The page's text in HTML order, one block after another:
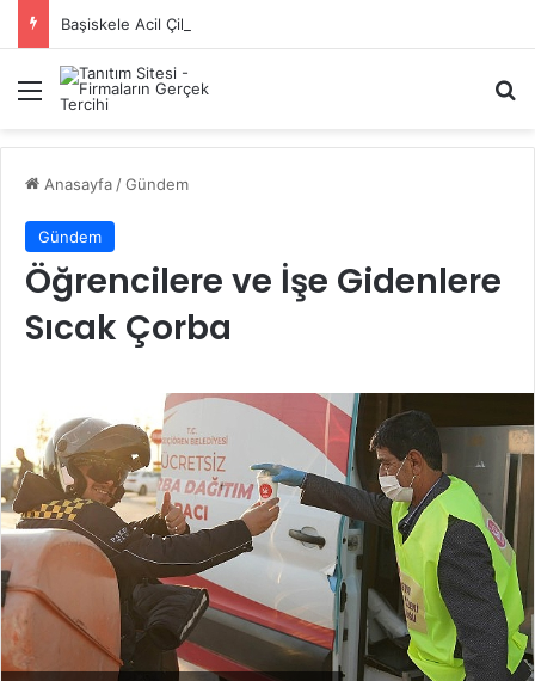
Başiskele Acil Çilingir Hizmeti İçin Doğru Adres Neresi?
Menü
Anasayfa /Gündem
Gündem
Öğrencilere ve İşe Gidenlere
Sıcak Çorba